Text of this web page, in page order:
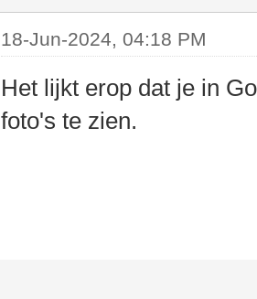
18-Jun-2024, 04:18 PM
Het lijkt erop dat je in
foto's te zien.